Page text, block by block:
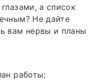
а список
Не дайте
вам нервы и планы
работы;